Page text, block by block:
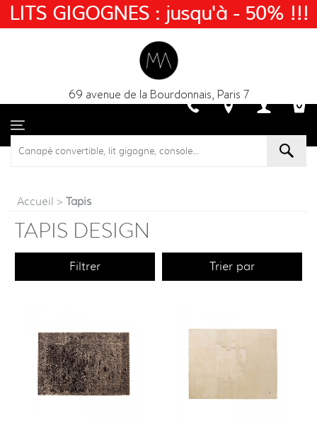
69 avenue de la Bourdonnais, Paris 7
Accueil > Tapis
TAPIS DESIGN
Filtrer Trier par
LITS GIGOGNES : jusqu'à - 50% !!!